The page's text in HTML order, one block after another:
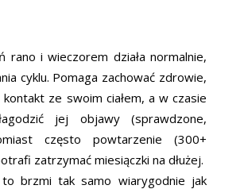
rano i wieczorem działa normalnie,
cyklu. Pomaga zachować zdrowie,
kontakt ze swoim ciałem, a w czasie
jej objawy (sprawdzone,
często powtarzenie (300+
zatrzymać miesiączki na dłużej.
brzmi tak samo wiarygodnie jak